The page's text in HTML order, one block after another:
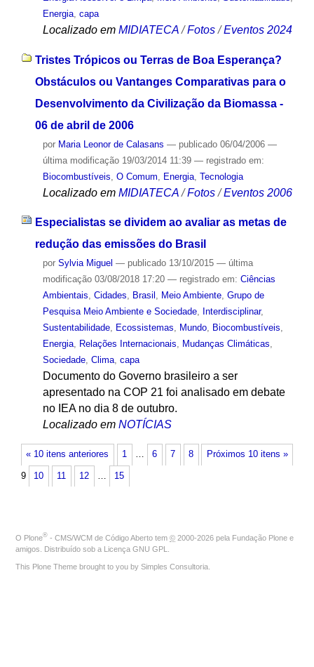
Energia, capa
Localizado em MIDIATECA /Fotos /Eventos 2024
Tristes Trópicos ou Terras de Boa Esperança?
Obstáculos ou Vantanges Comparativas para o
Desenvolvimento da Civilização da Biomassa -
06 de abril de 2006
por Maria Leonor de Calasans — publicado06/04/2006 —
última modificação19/03/2014 11:39 — registrado em:
Biocombustíveis O Comum Energia, Tecnologia
Localizado em MIDIATECA /Fotos /Eventos 2006
Especialistas se dividem ao avaliar as metas de
redução das emissões do Brasil
por Sylvia Miguel — publicado13/10/2015 — última
modificação03/08/2018 17:20 — registrado em: Ciências
Ambientais, Cidades, Brasil , Meio Ambiente, Grupo de
Pesquisa Meio Ambiente e Sociedade, Interdisciplinar,
Sustentabilidade, Ecossistemas, Mundo, Biocombustíveis,
Energia, Relações Internacionais, Mudanças Climáticas,
Sociedade, Clima, capa
Documento do Governo brasileiro a ser
apresentado na COP 21 foi analisado em debate
no IEA no dia 8 de outubro.
Localizado em NOTÍCIAS
« 10 itens anteriores Próximos 10 itens »
1 … 6 7 8
9 10 11 12 … 15
O Plone® - CMS/WCM de Código Aberto tem © 2000-2026 pela Fundação Plone e
amigos. Distribuído sob a Licença GNU GPL
This Plone Theme brought to you by Simples Consultoria